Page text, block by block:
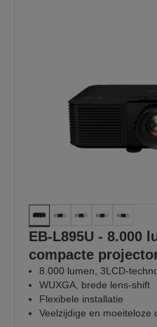
EB-L895U - 8.000
compacte
8.000 lumen, 3LCD-
WUXGA, brede lens-shift
Flexibele installatie
Veelzijdige en moeiteloze